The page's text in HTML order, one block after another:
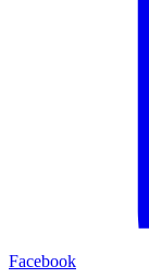
Facebook